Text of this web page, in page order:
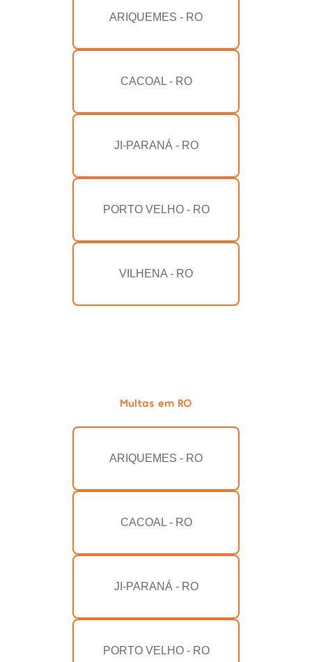
ARIQUEMES - RO
CACOAL - RO
JI-PARANÁ - RO
PORTO VELHO - RO
VILHENA - RO
Multas em RO
ARIQUEMES - RO
CACOAL - RO
JI-PARANÁ - RO
PORTO VELHO - RO